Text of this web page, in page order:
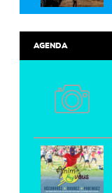
AGENDA